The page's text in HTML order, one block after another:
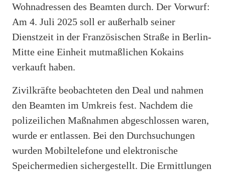
Wohnadressen des Beamten durch. Der Vorwurf:
Am 4. Juli 2025 soll er außerhalb seiner
Dienstzeit in der Französischen Straße in Berlin-
Mitte eine Einheit mutmaßlichen Kokains
verkauft haben.
Zivilkräfte beobachteten den Deal und nahmen
den Beamten im Umkreis fest. Nachdem die
polizeilichen Maßnahmen abgeschlossen waren,
wurde er entlassen. Bei den Durchsuchungen
wurden Mobiltelefone und elektronische
Speichermedien sichergestellt. Die Ermittlungen